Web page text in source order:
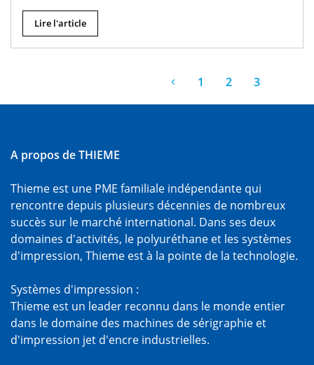
Lire l'article
1 2 3
A propos de THIEME
Thieme est une PME familiale indépendante qui
rencontre depuis plusieurs décennies de nombreux
succès sur le marché international. Dans ses deux
domaines d'activités, le polyuréthane et les systèmes
d'impression, Thieme est à la pointe de la technologie.
Systèmes d'impression :
Thieme est un leader reconnu dans le monde entier
dans le domaine des machines de sérigraphie et
d'impression jet d'encre industrielles.